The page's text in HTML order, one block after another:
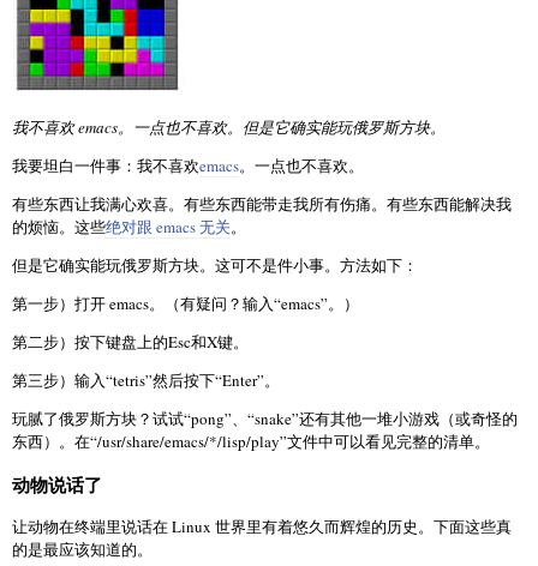
我不喜欢 emacs。一点也不喜欢。但是它确实能玩俄罗斯方块。
我要坦白一件事：我不喜欢emacs。一点也不喜欢。
有些东西让我满心欢喜。有些东西能带走我所有伤痛。有些东西能解决我
的烦恼。这些绝对跟 emacs 无关。
但是它确实能玩俄罗斯方块。这可不是件小事。方法如下：
第一步）打开 emacs。（有疑问？输入“emacs”。）
第二步）按下键盘上的Esc和X键。
第三步）输入“tetris”然后按下“Enter”。
玩腻了俄罗斯方块？试试“pong”、“snake”还有其他一堆小游戏（或奇怪的
东西）。在“/usr/share/emacs/*/lisp/play”文件中可以看见完整的清单。
动物说话了
让动物在终端里说话在 Linux 世界里有着悠久而辉煌的历史。下面这些真
的是最应该知道的。